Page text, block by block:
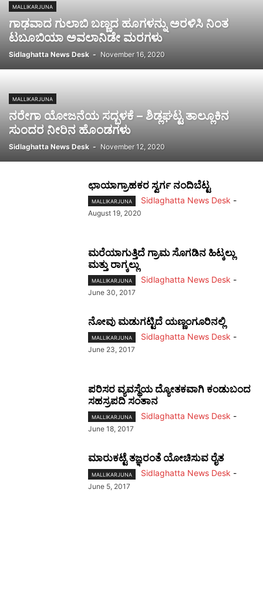
MALLIKARJUNA
ಗಾಢವಾದ ಗುಲಾಬಿ ಬಣ್ಣದ ಹೂಗಳನ್ನು ಅರಳಿಸಿ ನಿಂತ
ಟಬೂಬಿಯಾ ಅವಲಾನಿಡೇ ಮರಗಳು
Sidlaghatta News Desk - November 16, 2020
MALLIKARJUNA
ನರೇಗಾ ಯೋಜನೆಯ ಸದ್ಬಳಕೆ – ಶಿಡ್ಲಘಟ್ಟ ತಾಲ್ಲೂಕಿನ
ಸುಂದರ ನೀರಿನ ಹೊಂಡಗಳು
Sidlaghatta News Desk - November 12, 2020
ಛಾಯಾಗ್ರಾಹಕರ ಸ್ವರ್ಗ ನಂದಿಬೆಟ್ಟ
MALLIKARJUNA Sidlaghatta News Desk -
August 19, 2020
ಮರೆಯಾಗುತ್ತಿದೆ ಗ್ರಾಮ ಸೊಗಡಿನ ಹಿಟ್ಕಲ್ಲು
ಮತ್ತು ರಾಗ್ಕಲ್ಲು
MALLIKARJUNA Sidlaghatta News Desk -
June 30, 2017
ನೋವು ಮಡುಗಟ್ಟಿದೆ ಯಣ್ಣಂಗೂರಿನಲ್ಲಿ
MALLIKARJUNA Sidlaghatta News Desk -
June 23, 2017
ಪರಿಸರ ವ್ಯವಸ್ಥೆಯ ದ್ಯೋತಕವಾಗಿ ಕಂಡುಬಂದ
ಸಹಸ್ರಪದಿ ಸಂತಾನ
MALLIKARJUNA Sidlaghatta News Desk -
June 18, 2017
ಮಾರುಕಟ್ಟೆ ತಜ್ಞರಂತೆ ಯೋಚಿಸುವ ರೈತ
MALLIKARJUNA Sidlaghatta News Desk -
June 5, 2017